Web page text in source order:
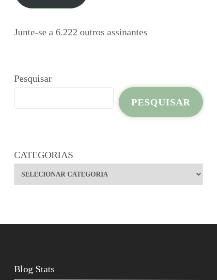
Junte-se a 6.222 outros assinantes
Pesquisar
PESQUISAR
CATEGORIAS
Blog Stats